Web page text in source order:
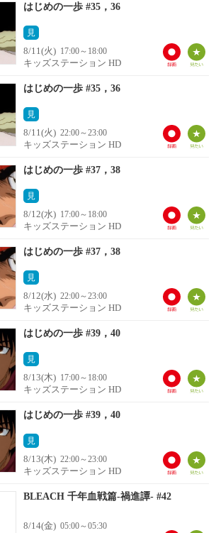
はじめの一歩 #35，36
見
8/11(火) 17:00～18:00
キッズステーション HD
はじめの一歩 #35，36
見
8/11(火) 22:00～23:00
キッズステーション HD
はじめの一歩 #37，38
見
8/12(水) 17:00～18:00
キッズステーション HD
はじめの一歩 #37，38
見
8/12(水) 22:00～23:00
キッズステーション HD
はじめの一歩 #39，40
見
8/13(木) 17:00～18:00
キッズステーション HD
はじめの一歩 #39，40
見
8/13(木) 22:00～23:00
キッズステーション HD
BLEACH 千年血戦篇-禍進譚- #42
8/14(金) 05:00～05:30